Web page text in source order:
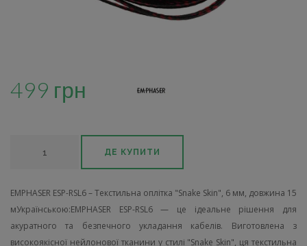
499 грн
ДЕ КУПИТИ
EMPHASER ESP-RSL6 – Текстильна оплітка "Snake Skin", 6 мм, довжина 15
мУкраїнською:EMPHASER ESP-RSL6 — це ідеальне рішення для
акуратного та безпечного укладання кабелів. Виготовлена з
високоякісної нейлонової тканини у стилі "Snake Skin", ця текстильна